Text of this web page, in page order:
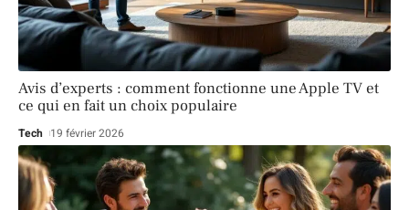
Avis d’experts : comment fonctionne une Apple TV et
ce qui en fait un choix populaire
Tech 19 février 2026